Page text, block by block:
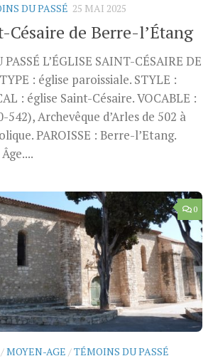
DU PASSÉ 25 MAI 2025
Césaire de Berre-l’Étang
L’ÉGLISE SAINT-CÉSAIRE DE
: église paroissiale. STYLE :
: église Saint-Césaire. VOCABLE :
542), Archevêque d’Arles de 502 à
PAROISSE : Berre-l’Etang.
0
/MOYEN-AGE /TÉMOINS DU PASSÉ